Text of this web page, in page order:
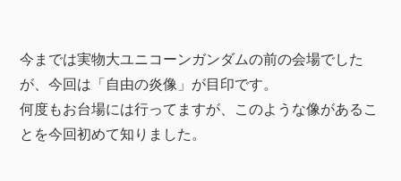
今までは実物大ユニコーンガンダムの前の会場でした
が、今回は「自由の炎像」が目印です。
何度もお台場には行ってますが、このような像があるこ
とを今回初めて知りました。